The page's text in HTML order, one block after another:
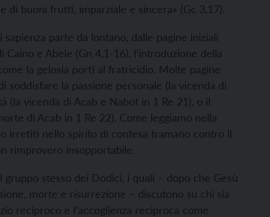
di buoni frutti, imparziale e sincera» (Gc 3,17).
parte da lontano, dalle pagine iniziali
e Abele (Gn 4,1-16), l’introduzione della
la gelosia porti al fratricidio. Molte pagine
soddisfare la passione personale (la vicenda di
(la vicenda di Acab e Nabot in 1 Re 21), o il
di Acab in 1 Re 22). Come leggiamo nella
irretiti nello spirito di contesa tramano contro il
rimprovero insopportabile.
stesso dei Dodici, i quali – dopo che Gesù
morte e risurrezione – discutono su chi sia
reciproco e l’accoglienza reciproca come